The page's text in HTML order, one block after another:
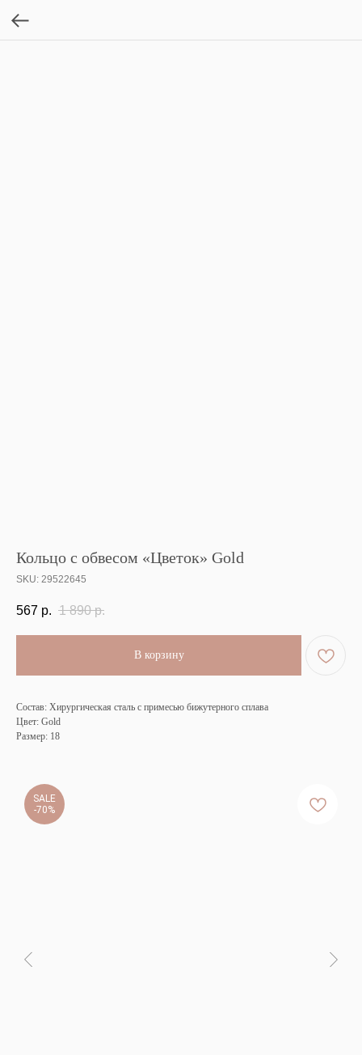
Кольцо с обвесом «Цветок» Gold
SKU: 29522645
567 р. 1 890 р.
В корзину
Состав: Хирургическая сталь с примесью бижутерного сплава
Цвет: Gold
Размер: 18
SALE
-70%